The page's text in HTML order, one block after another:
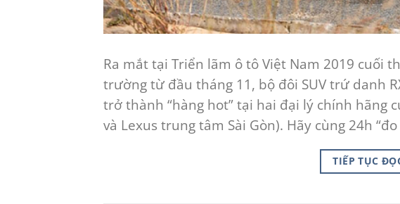
Ra mắt tại Triển lãm ô tô Việt Nam 2019 cuối
trường từ đầu tháng 11, bộ đôi SUV trứ danh
trở thành “hàng hot” tại hai đại lý chính hãng
và Lexus trung tâm Sài Gòn). Hãy cùng 24h
TIẾP TỤC